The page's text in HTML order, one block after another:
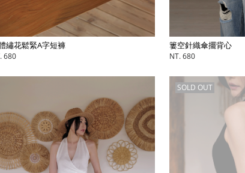
繡花鬆緊A字短褲
680
簍空針織傘擺背心
NT. 680
SOLD OUT